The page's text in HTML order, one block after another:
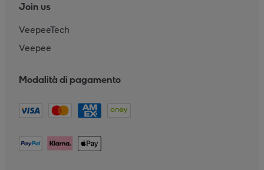
Join us
VeepeeTech
Veepee
Modalità di pagamento